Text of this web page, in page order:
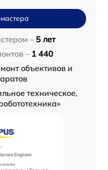
– 5 лет
– 1 440
объективов и
техническое,